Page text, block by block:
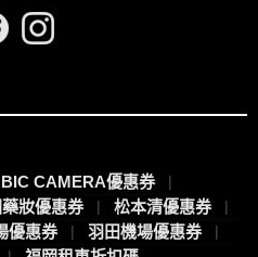
BIC CAMERA優惠券
妝優惠券
松本清優惠券
優惠券
羽田機場優惠券